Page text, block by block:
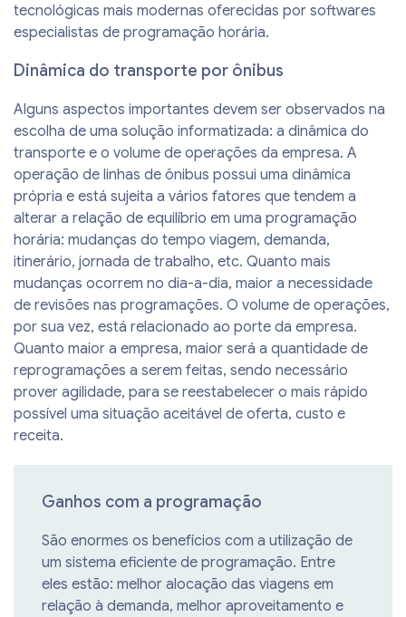
tecnológicas mais modernas oferecidas por softwares
especialistas de programação horária.
Dinâmica do transporte por ônibus
Alguns aspectos importantes devem ser observados na
escolha de uma solução informatizada: a dinâmica do
transporte e o volume de operações da empresa. A
operação de linhas de ônibus possui uma dinâmica
própria e está sujeita a vários fatores que tendem a
alterar a relação de equilíbrio em uma programação
horária: mudanças do tempo viagem, demanda,
itinerário, jornada de trabalho, etc. Quanto mais
mudanças ocorrem no dia-a-dia, maior a necessidade
de revisões nas programações. O volume de operações,
por sua vez, está relacionado ao porte da empresa.
Quanto maior a empresa, maior será a quantidade de
reprogramações a serem feitas, sendo necessário
prover agilidade, para se reestabelecer o mais rápido
possível uma situação aceitável de oferta, custo e
receita.
Ganhos com a programação
São enormes os benefícios com a utilização de
um sistema eficiente de programação. Entre
eles estão: melhor alocação das viagens em
relação à demanda, melhor aproveitamento e